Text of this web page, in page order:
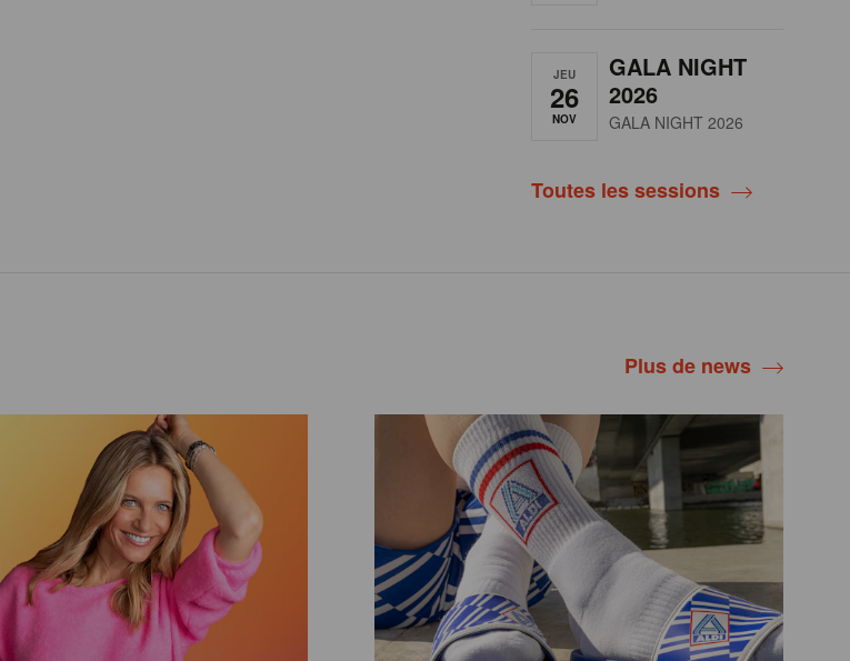
JEU
26
NOV
GALA NIGHT
2026
GALA NIGHT 2026
Toutes les sessions
Plus de news